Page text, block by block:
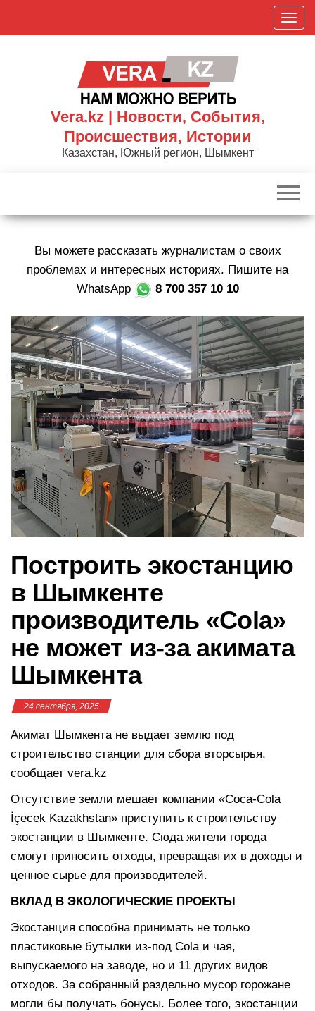
П
о
к
р
в
и
г
а
ц
и
ю
Vera.kz | Новости, События,
Происшествия, Истории
Казахстан, Южный регион, Шымкент
Вы можете рассказать журналистам о своих
проблемах и интересных историях. Пишите на
WhatsApp
8 700 357 10 10
Построить экостанцию
в Шымкенте
производитель «Cola»
не может из-за акимата
Шымкента
24 сентября, 2025
Акимат Шымкента не выдает землю под
строительство станции для сбора вторсырья,
сообщает vera.kz
Отсутствие земли мешает компании «Coca-Cola
İçecek Kazakhstan» приступить к строительству
экостанции в Шымкенте. Сюда жители города
смогут приносить отходы, превращая их в доходы и
ценное сырье для производителей.
ВКЛАД В ЭКОЛОГИЧЕСКИЕ ПРОЕКТЫ
Экостанция способна принимать не только
пластиковые бутылки из-под Cola и чая,
выпускаемого на заводе, но и 11 других видов
отходов. За собранный раздельно мусор горожане
могли бы получать бонусы. Более того, экостанции